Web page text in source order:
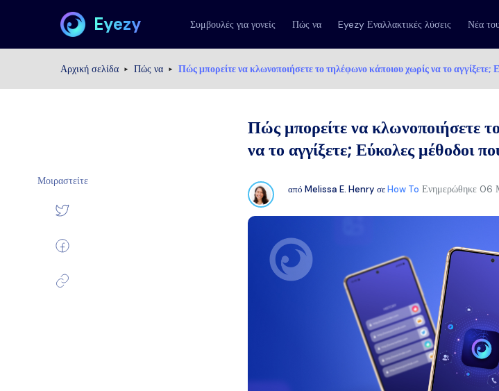
Eyezy Συμβουλές για γονείς Πώς να Eyezy Εναλλακτικές λύσεις Νέα
Αρχική σελίδα Πώς να Πώς μπορείτε να κλωνοποιήσετε το τηλέφωνο κάποιου χωρίς να το αγγίξετε;
Πώς μπορείτε να κλωνοποιήσετε
να το αγγίξετε; Εύκολες μέθοδοι
από Melissa E. Henry σεHow To Ενημερώθηκε 06
Μοιραστείτε